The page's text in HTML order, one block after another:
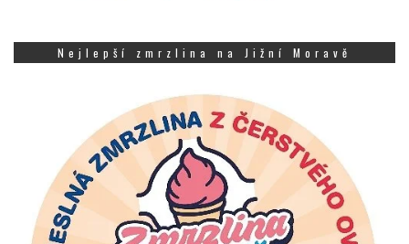
Nejlepší zmrzlina na Jižní Moravě